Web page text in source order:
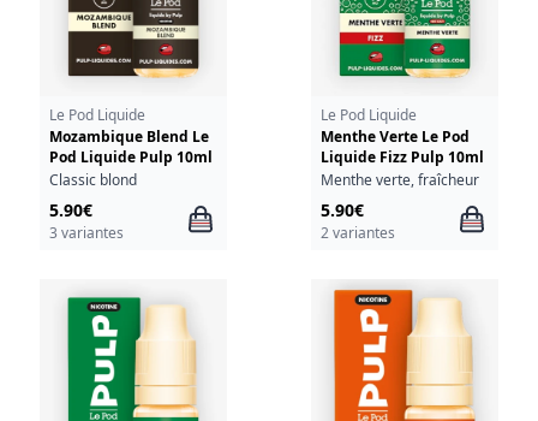
Le Pod Liquide
Mozambique Blend Le
Pod Liquide Pulp 10ml
Classic blond
5.90€
3 variantes
Le Pod Liquide
Menthe Verte Le Pod
Liquide Fizz Pulp 10ml
Menthe verte, fraîcheur
5.90€
2 variantes